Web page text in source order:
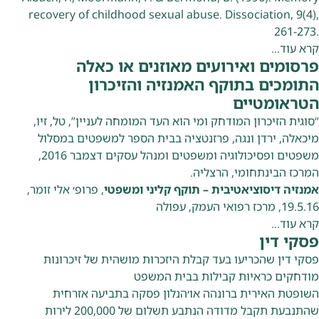
recovery of childhood sexual abuse. Dissociation, 9(4),
261-273.
קרא עוד…
פרסומים ואירועים מאוזנים או כאלה
התומכים בתוקף האמנזיה והזיכרון
הטראומטיים
“סוגית הזיכרון המודחק ומי הוא העד המומחה לעניין”, טל, זיו,
מיכאלה, ירדן ונגה, פרזנטציה בבית הספר למשפטים במסלול
משפטים ופסיכולוגיה ומשפטים ומנהל עסקים דצמבר 2016,
המרכז הבינתחומי, הרצליה.
אמנזיה דיסוציאטיבית – תוקף קליני ומשפטי, פרופ׳ אלי זומר,
19.5.16, מרכז רפואי העמק, עפולה
קרא עוד…
פסקי דין
פסקי דין שהכריעו בעד קבלת היזכרות מושהית של זיכרונות
מודחקים כראיות קבילות בבית המשפט
השופטת האירית ברונהה או׳הנלון פסקה בתביעה אזרחית
שהתנבעת תקבל מדודה הנתבע תשלום של 200,000 לירות